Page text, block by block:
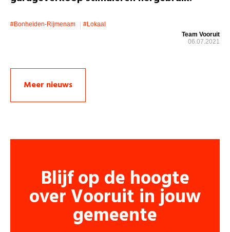
#bonheiden-Rijmenam
#lokaal
Team Vooruit
06.07.2021
Meer nieuws
Blijf op de hoogte
over Vooruit in jouw
gemeente